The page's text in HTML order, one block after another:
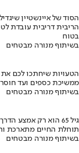
הסוד של איינשטיין
הריבית דריבית עובדת
בטוח
בשיתוף מנורה מבטחים
הטעויות שיחתכו לכם
ממשיכת כספים ועד
בשיתוף מנורה מבטחים
גיל 65 הוא רק אמצע הדרך להשקעה
תוחלת החיים מתארכת
בשיתוף מנורה מבטחים